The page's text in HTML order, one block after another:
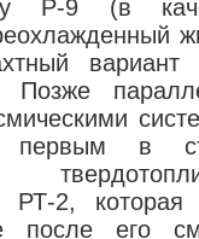
Р-9 (в
вариант
первым в
РТ-2,
после его